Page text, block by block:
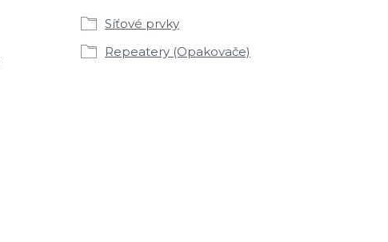
Síťové prvky
Repeatery (Opakovače)